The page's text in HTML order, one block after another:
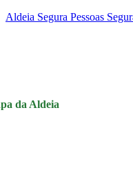
Aldeia Segura Pessoas
da Aldeia